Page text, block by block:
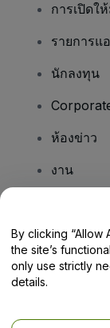
การเปิดใ
รายการแ
นักลงทุน
ห้องข่าว
งาน
Help
By clicking “Allow
the site’s
only use strictly
details.